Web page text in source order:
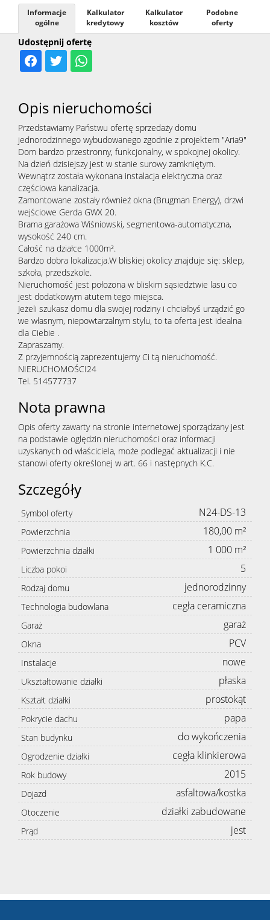
Udostępnij ofertę
Informacje
ogólne
Kalkulator
kredytowy
Kalkulator
kosztów
Podobne
oferty
Opis nieruchomości
Przedstawiamy Państwu ofertę sprzedaży domu
jednorodzinnego wybudowanego zgodnie z projektem "Aria9"
Dom bardzo przestronny, funkcjonalny, w spokojnej okolicy.
Na dzień dzisiejszy jest w stanie surowy zamkniętym.
Wewnątrz została wykonana instalacja elektryczna oraz
częściowa kanalizacja.
Zamontowane zostały również okna (Brugman Energy), drzwi
wejściowe Gerda GWX 20.
Brama garażowa Wiśniowski, segmentowa-automatyczna,
wysokość 240 cm.
Całość na działce 1000m².
Bardzo dobra lokalizacja.W bliskiej okolicy znajduje się: sklep,
szkoła, przedszkole.
Nieruchomość jest położona w bliskim sąsiedztwie lasu co
jest dodatkowym atutem tego miejsca.
Jeżeli szukasz domu dla swojej rodziny i chciałbyś urządzić go
we własnym, niepowtarzalnym stylu, to ta oferta jest idealna
dla Ciebie .
Zapraszamy.
Z przyjemnością zaprezentujemy Ci tą nieruchomość.
NIERUCHOMOŚCI24
Tel. 514577737
Nota prawna
Opis oferty zawarty na stronie internetowej sporządzany jest
na podstawie oględzin nieruchomości oraz informacji
uzyskanych od właściciela, może podlegać aktualizacji i nie
stanowi oferty określonej w art. 66 i następnych K.C.
Szczegóły
Symbol oferty N24-DS-13
Powierzchnia 180,00 m²
Powierzchnia działki 1 000 m²
Liczba pokoi 5
Rodzaj domu jednorodzinny
Technologia budowlana cegła ceramiczna
Garaż garaż
Okna PCV
Instalacje nowe
Ukształtowanie działki płaska
Kształt działki prostokąt
Pokrycie dachu papa
Stan budynku do wykończenia
Ogrodzenie działki cegła klinkierowa
Rok budowy 2015
Dojazd asfaltowa/kostka
Otoczenie działki zabudowane
Prąd jest